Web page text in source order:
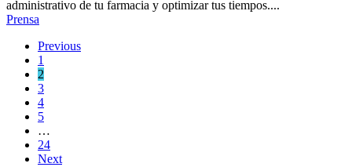
administrativo de tu farmacia y optimizar tus tiempos....
Prensa
Previous
1
2
3
4
5
…
24
Next